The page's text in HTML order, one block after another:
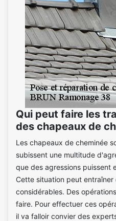
Qui peut faire les
des chapeaux de
Les chapeaux de cheminée
subissent une multitude
que des agressions puissent
Cette situation peut
considérables. Des
faire. Pour effectuer ces
il va falloir convier des